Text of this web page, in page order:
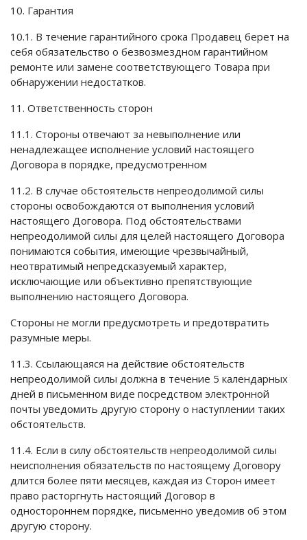
10. Гарантия
10.1. В течение гарантийного срока Продавец берет на
себя обязательство о безвозмездном гарантийном
ремонте или замене соответствующего Товара при
обнаружении недостатков.
11. Ответственность сторон
11.1. Стороны отвечают за невыполнение или
ненадлежащее исполнение условий настоящего
Договора в порядке, предусмотренном
11.2. В случае обстоятельств непреодолимой силы
стороны освобождаются от выполнения условий
настоящего Договора. Под обстоятельствами
непреодолимой силы для целей настоящего Договора
понимаются события, имеющие чрезвычайный,
неотвратимый непредсказуемый характер,
исключающие или объективно препятствующие
выполнению настоящего Договора.
Стороны не могли предусмотреть и предотвратить
разумные меры.
11.3. Ссылающаяся на действие обстоятельств
непреодолимой силы должна в течение 5 календарных
дней в письменном виде посредством электронной
почты уведомить другую сторону о наступлении таких
обстоятельств.
11.4. Если в силу обстоятельств непреодолимой силы
неисполнения обязательств по настоящему Договору
длится более пяти месяцев, каждая из Сторон имеет
право расторгнуть настоящий Договор в
одностороннем порядке, письменно уведомив об этом
другую сторону.